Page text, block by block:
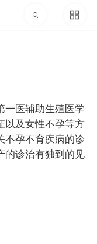
一医辅助生殖医学
以及女性不孕等方
不孕不育疾病的诊
的诊治有独到的见